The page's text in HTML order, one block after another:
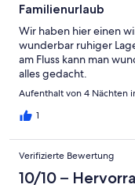
Familienurlaub
Wir haben hier einen
wunderbar ruhiger
am Fluss kann man
alles gedacht.
Aufenthalt von 4 Nächten
1
Verifizierte Bewertung
10/10 –